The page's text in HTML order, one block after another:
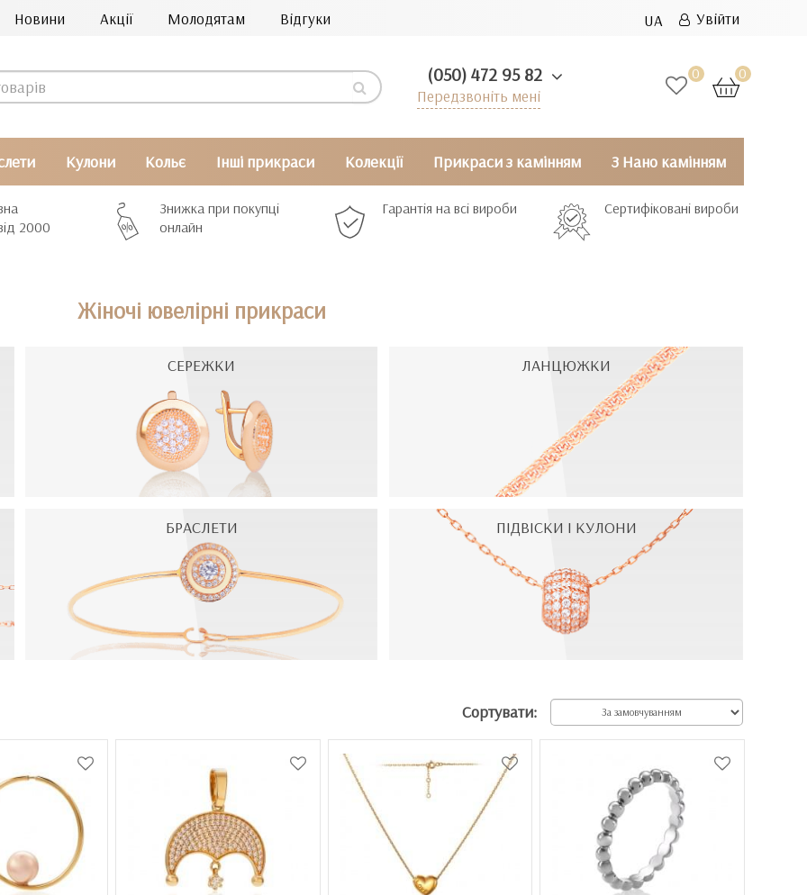
Новини Акції Молодятам Відгуки UA Увійти
0 0
(050) 472 95 82
Передзвоніть мені
Кулони Кольє Інші прикраси Колекції Прикраси з камінням З Нано камінням
2000
Знижка при покупці
онлайн
Гарантія на всі вироби Сертифіковані вироби
Жіночі ювелірні прикраси
СЕРЕЖКИ ЛАНЦЮЖКИ
БРАСЛЕТИ ПІДВІСКИ І КУЛОНИ
Сортувати: